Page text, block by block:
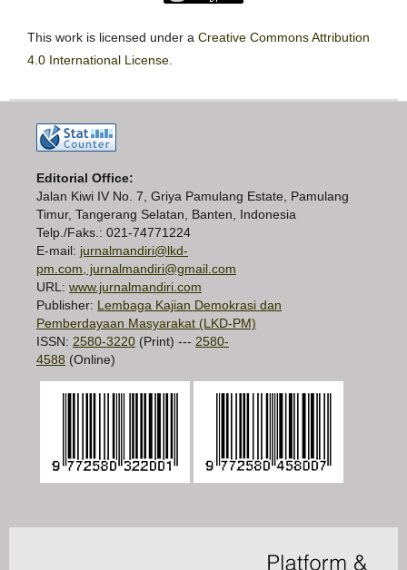
This work is licensed under a Creative Commons Attribution
4.0 International License.
Editorial Office:
Jalan Kiwi IV No. 7, Griya Pamulang Estate, Pamulang
Timur, Tangerang Selatan, Banten, Indonesia
Telp./Faks.: 021-74771224
E-mail: jurnalmandiri@lkd-
pm.com, jurnalmandiri@gmail.com
URL: www.jurnalmandiri.com
Publisher: Lembaga Kajian Demokrasi dan
Pemberdayaan Masyarakat (LKD-PM)
ISSN: 2580-3220 (Print) --- 2580-
4588 (Online)